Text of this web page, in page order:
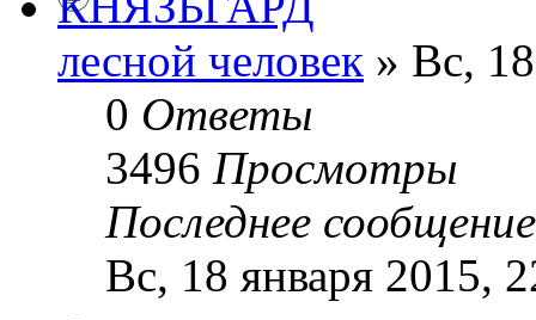
лесной человек » Вс,
0 Ответы
3496 Просмотры
Последнее
Вс, 18 января 2015,